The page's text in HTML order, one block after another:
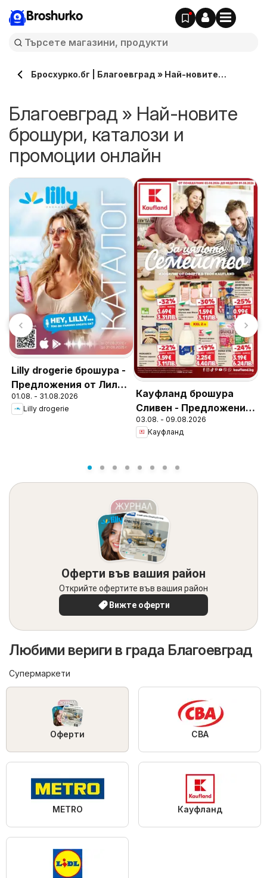
Broshurko
Бросхурко.бг | Благоевград » Най-новите
Благоевград » Най-новите
брошури, каталози и
промоции онлайн
Lilly drogerie брошура -
Предложения от Лили
Дрогерие
01.08. - 31.08.2026
Lilly drogerie
Кауфланд брошура
Сливен - Предложения
за цялото семейство
03.08. - 09.08.2026
Кауфланд
Оферти във вашия район
Открийте офертите във вашия район
Вижте оферти
Любими вериги в града Благоевград
Супермаркети
Оферти CBA
METRO Кауфланд